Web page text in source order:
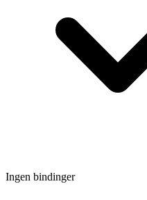
Ingen bindinger